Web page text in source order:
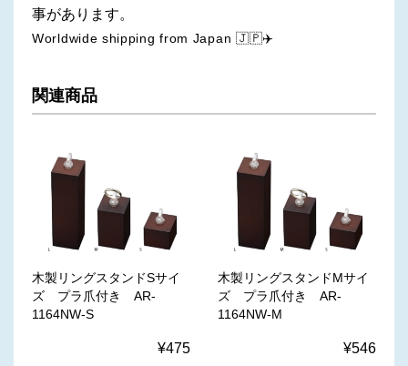
事があります。
Worldwide shipping from Japan 🇯🇵✈️
関連商品
木製リングスタンドSサイ
ズ プラ爪付き AR-
1164NW-S
¥475
木製リングスタンドMサイ
ズ プラ爪付き AR-
1164NW-M
¥546